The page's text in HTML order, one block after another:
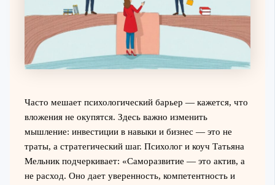
Часто мешает психологический барьер — кажется, что
вложения не окупятся. Здесь важно изменить
мышление: инвестиции в навыки и бизнес — это не
траты, а стратегический шаг. Психолог и коуч Татьяна
Мельник подчеркивает: «Саморазвитие — это актив, а
не расход. Оно дает уверенность, компетентность и